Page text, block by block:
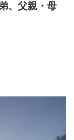
、父親・母